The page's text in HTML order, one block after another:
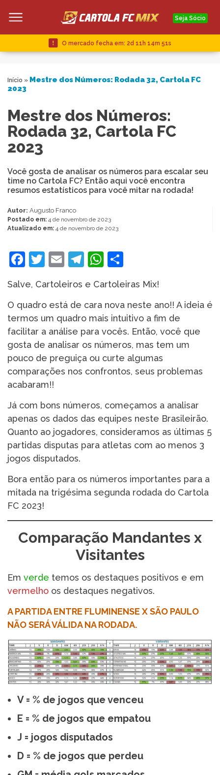
Seja Sócio
O mercado fecha em: 2d 11h 14m 51s
Início » Mestre dos Números: Rodada 32, Cartola FC
2023
Mestre dos Números:
Rodada 32, Cartola FC
2023
Você gosta de analisar os números para escalar seu
time no Cartola FC? Então aqui você encontra
resumos estatísticos para você mitar na rodada!
Autor: Augusto Franco
Postado em: 4 de novembro de 2023
Atualizado em: 4 de novembro de 2023
Facebook
Twitter
EmailTelegram
WhatsApp
Salve, Cartoleiros e Cartoleiras Mix!
O quadro está de cara nova neste ano!! A ideia é
termos um quadro mais intuitivo a fim de
facilitar a análise para vocês. Então, você que
gosta de analisar os números, mas tem um
pouco de preguiça ou curte algumas
comparações nos confrontos, seus problemas
acabaram!!
Já com bons números, começamos a analisar
apenas os dados das equipes neste Brasileirão.
Quanto ao jogadores, consideramos as últimas 5
partidas disputas para atletas com ao menos 3
jogos disputados.
Bora então para os números importantes para a
mitada na trigésima segunda rodada do Cartola
FC 2023!
Comparação Mandantes x
Visitantes
Em verde temos os destaques positivos e em
vermelho os destaques negativos.
A PARTIDA ENTRE FLUMINENSE X SÃO PAULO
NÃO SERÁ VÁLIDA NA RODADA.
V = % de jogos que venceu
E = % de jogos que empatou
J = jogos disputados
D = % de jogos que perdeu